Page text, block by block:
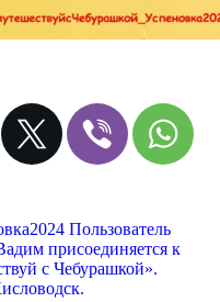
Пользователь
присоединяется к
с Чебурашкой».